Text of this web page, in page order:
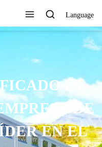
Language
IN
DE
EN EL